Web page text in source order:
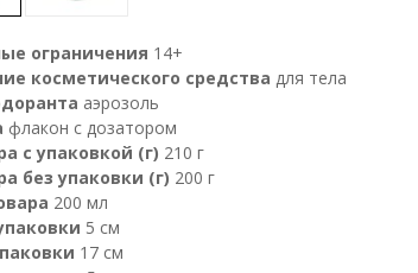
ограничения 14+
косметического средства для тела
аэрозоль
флакон с дозатором
с упаковкой (г) 210 г
без упаковки (г) 200 г
200 мл
5 см
17 см